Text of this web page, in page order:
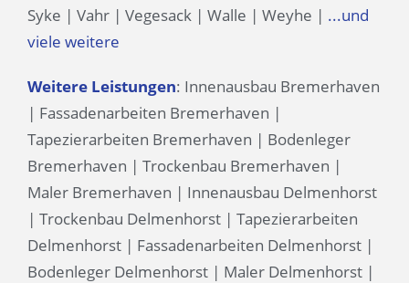
Syke | Vahr | Vegesack | Walle | Weyhe | ...und
viele weitere
Weitere Leistungen: Innenausbau Bremerhaven
| Fassadenarbeiten Bremerhaven |
Tapezierarbeiten Bremerhaven | Bodenleger
Bremerhaven | Trockenbau Bremerhaven |
Maler Bremerhaven | Innenausbau Delmenhorst
| Trockenbau Delmenhorst | Tapezierarbeiten
Delmenhorst | Fassadenarbeiten Delmenhorst |
Bodenleger Delmenhorst | Maler Delmenhorst |